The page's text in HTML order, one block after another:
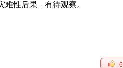
性后果，有待观察。
6